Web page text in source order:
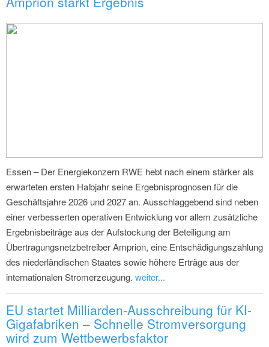
Essen – Der Energiekonzern RWE hebt nach einem stärker als
erwarteten ersten Halbjahr seine Ergebnisprognosen für die
Geschäftsjahre 2026 und 2027 an. Ausschlaggebend sind neben
einer verbesserten operativen Entwicklung vor allem zusätzliche
Ergebnisbeiträge aus der Aufstockung der Beteiligung am
Übertragungsnetzbetreiber Amprion, eine Entschädigungszahlung
des niederländischen Staates sowie höhere Erträge aus der
internationalen Stromerzeugung. weiter...
EU startet Milliarden-Ausschreibung für KI-
Gigafabriken – Schnelle Stromversorgung
wird zum Wettbewerbsfaktor